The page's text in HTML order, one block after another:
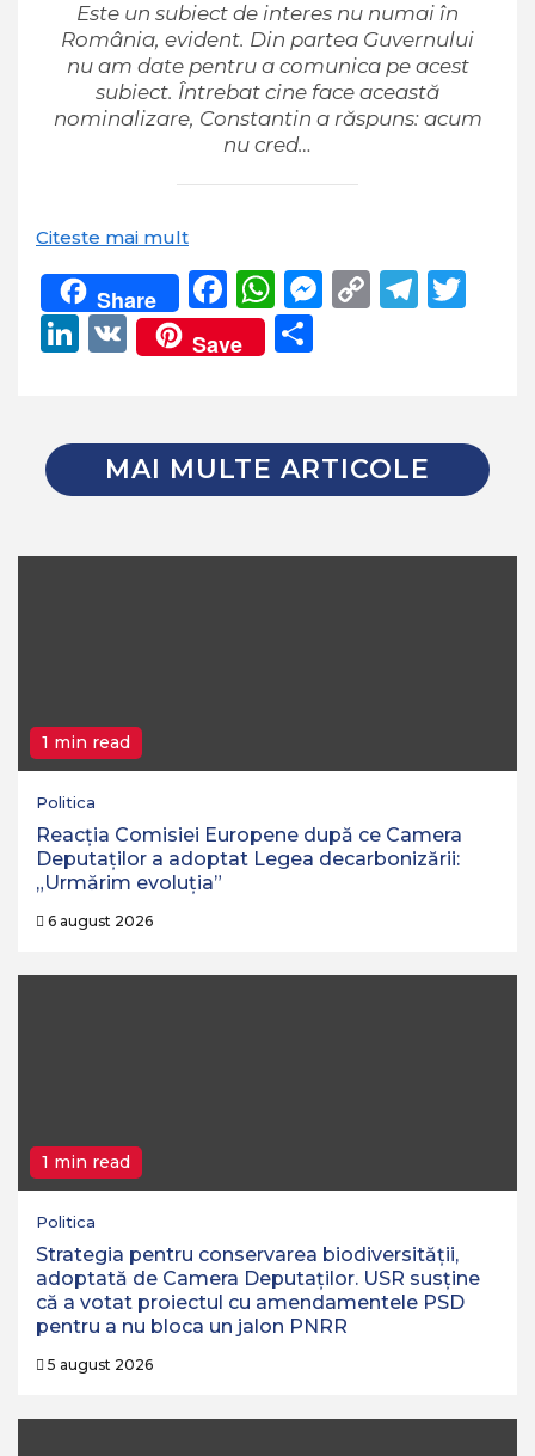
Este un subiect de interes nu numai în
România, evident. Din partea Guvernului
nu am date pentru a comunica pe acest
subiect. Întrebat cine face această
nominalizare, Constantin a răspuns: acum
nu cred…
Citeste mai mult
Share Facebook
WhatsApp
Messenger
Copy
LinkedIn
VK Save
MAI MULTE ARTICOLE
1 min read
Politica
Reacția Comisiei Europene după ce Camera
Deputaților a adoptat Legea decarbonizării:
„Urmărim evoluția”
6 august 2026
1 min read
Politica
Strategia pentru conservarea biodiversităţii,
adoptată de Camera Deputaţilor. USR susține
că a votat proiectul cu amendamentele PSD
pentru a nu bloca un jalon PNRR
5 august 2026